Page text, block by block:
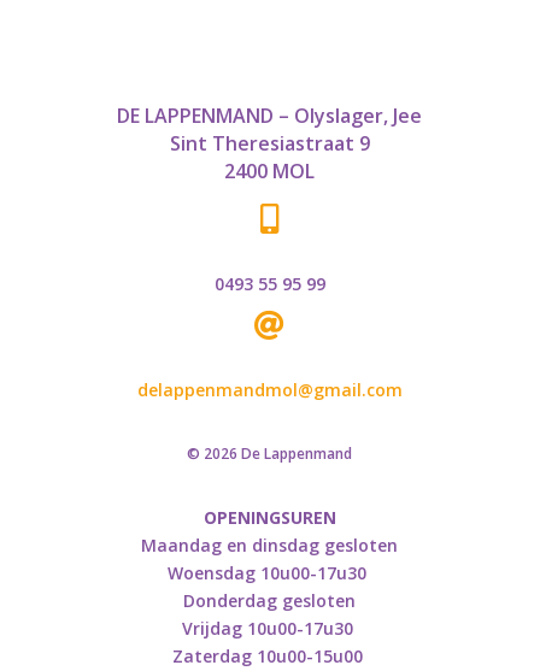
DE LAPPENMAND – Olyslager, Jee
Sint Theresiastraat 9
2400 MOL

0493 55 95 99

delappenmandmol@gmail.com
© 2026 De Lappenmand
OPENINGSUREN
Maandag en dinsdag gesloten
Woensdag 10u00-17u30
Donderdag gesloten
Vrijdag 10u00-17u30
Zaterdag 10u00-15u00